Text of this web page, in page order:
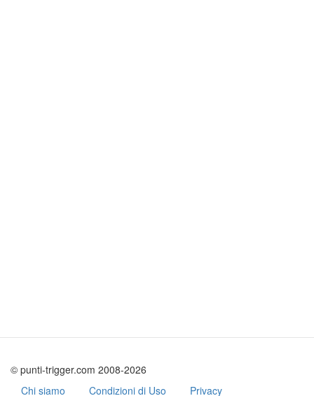
© punti-trigger.com 2008-2026
Chi siamo
Condizioni di Uso Privacy